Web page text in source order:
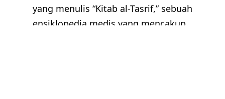
yang menulis “Kitab al-Tasrif,” sebuah
ensiklopedia medis yang mencakup